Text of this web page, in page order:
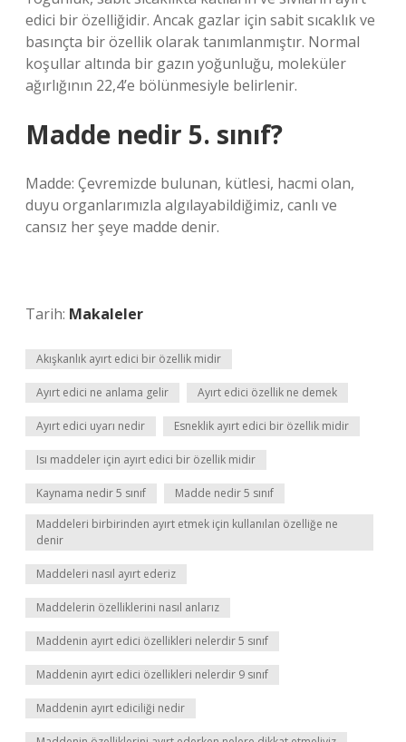
edici bir özelliğidir. Ancak gazlar için sabit sıcaklık ve
basınçta bir özellik olarak tanımlanmıştır. Normal
koşullar altında bir gazın yoğunluğu, moleküler
ağırlığının 22,4’e bölünmesiyle belirlenir.
Madde nedir 5. sınıf?
Madde: Çevremizde bulunan, kütlesi, hacmi olan,
duyu organlarımızla algılayabildiğimiz, canlı ve
cansız her şeye madde denir.
Tarih: Makaleler
Akışkanlık ayırt edici bir özellik midir
Ayırt edici ne anlama gelir Ayırt edici özellik ne demek
Ayırt edici uyarı nedir Esneklik ayırt edici bir özellik midir
Isı maddeler için ayırt edici bir özellik midir
Kaynama nedir 5 sınıf
Madde nedir 5 sınıf
Maddeleri birbirinden ayırt etmek için kullanılan özelliğe ne
denir
Maddeleri nasıl ayırt ederiz
Maddelerin özelliklerini nasıl anlarız
Maddenin ayırt edici özellikleri nelerdir 5 sınıf
Maddenin ayırt edici özellikleri nelerdir 9 sınıf
Maddenin ayırt ediciliği nedir